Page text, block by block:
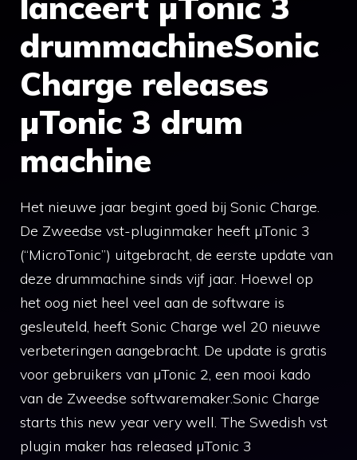
drummachineSonic
Charge releases
µTonic 3 drum
machine
Het nieuwe jaar begint goed bij Sonic Charge.
De Zweedse vst-pluginmaker heeft µTonic 3
(“MicroTonic”) uitgebracht, de eerste update van
deze drummachine sinds vijf jaar. Hoewel op
het oog niet heel veel aan de software is
gesleuteld, heeft Sonic Charge wel 20 nieuwe
verbeteringen aangebracht. De update is gratis
voor gebruikers van µTonic 2, een mooi kado
van de Zweedse softwaremaker.Sonic Charge
starts this new year very well. The Swedish vst
plugin maker has released µTonic 3